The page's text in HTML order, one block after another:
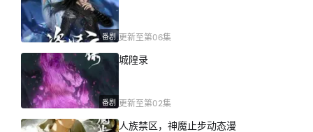
番剧 更新至第06集
番剧
城隍录
更新至第02集
人族禁区，神魔止步动态漫